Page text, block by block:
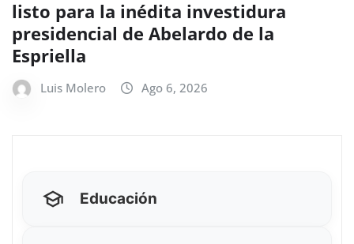
listo para la inédita investidura
presidencial de Abelardo de la
Espriella
Luis Molero Ago 6, 2026
Educación